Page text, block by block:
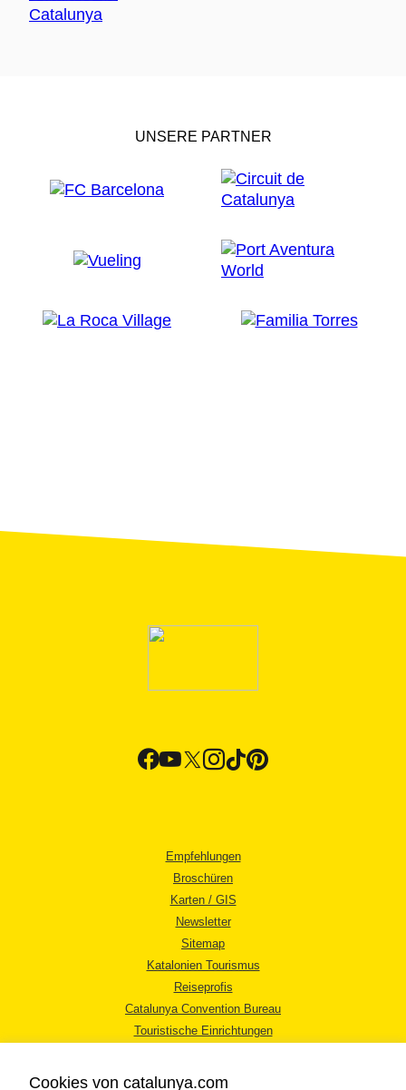
UNSERE PARTNER
Empfehlungen
Broschüren
Karten / GIS
Newsletter
Sitemap
Katalonien Tourismus
Reiseprofis
Catalunya Convention Bureau
Touristische Einrichtungen
Cookies von catalunya.com